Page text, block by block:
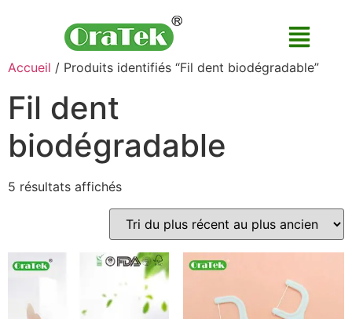
Accueil / Produits identifiés “Fil dent biodégradable”
Fil dent
biodégradable
5 résultats affichés